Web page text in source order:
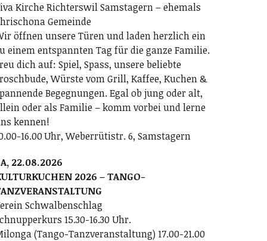
Kirche Richterswil Samstagern – ehemals
Gemeinde
öffnen unsere Türen und laden herzlich ein
einem entspannten Tag für die ganze Familie.
dich auf: Spiel, Spass, unsere beliebte
Würste vom Grill, Kaffee, Kuchen &
Begegnungen. Egal ob jung oder alt,
oder als Familie – komm vorbei und lerne
kennen!
16.00 Uhr, Weberrütistr. 6, Samstagern
22.08.2026
2026 – TANGO-
Schwalbenschlag
15.30-16.30 Uhr.
(Tango-Tanzveranstaltung) 17.00-21.00